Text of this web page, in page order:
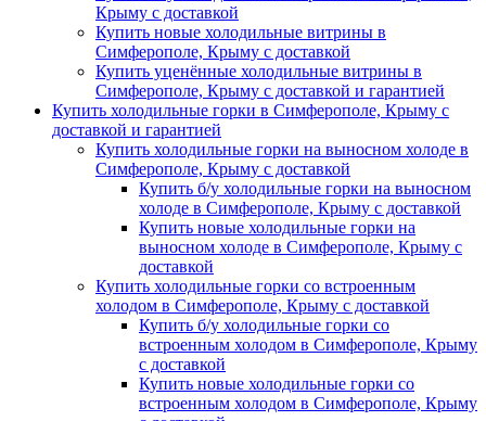
Крыму с доставкой
Купить новые холодильные витрины в
Симферополе, Крыму с доставкой
Купить уценённые холодильные витрины в
Симферополе, Крыму с доставкой и гарантией
Купить холодильные горки в Симферополе, Крыму с
доставкой и гарантией
Купить холодильные горки на выносном холоде в
Симферополе, Крыму с доставкой
Купить б/у холодильные горки на выносном
холоде в Симферополе, Крыму с доставкой
Купить новые холодильные горки на
выносном холоде в Симферополе, Крыму с
доставкой
Купить холодильные горки со встроенным
холодом в Симферополе, Крыму с доставкой
Купить б/у холодильные горки со
встроенным холодом в Симферополе, Крыму
с доставкой
Купить новые холодильные горки со
встроенным холодом в Симферополе, Крыму